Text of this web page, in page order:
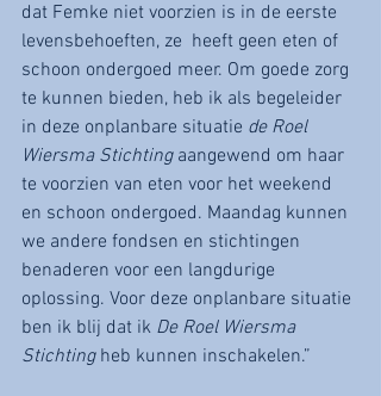
dat Femke niet voorzien is in de eerste
levensbehoeften, ze  heeft geen eten of
schoon ondergoed meer. Om goede zorg
te kunnen bieden, heb ik als begeleider
in deze onplanbare situatie de Roel
Wiersma Stichting aangewend om haar
te voorzien van eten voor het weekend
en schoon ondergoed. Maandag kunnen
we andere fondsen en stichtingen
benaderen voor een langdurige
oplossing. Voor deze onplanbare situatie
ben ik blij dat ik De Roel Wiersma
Stichting heb kunnen inschakelen.”